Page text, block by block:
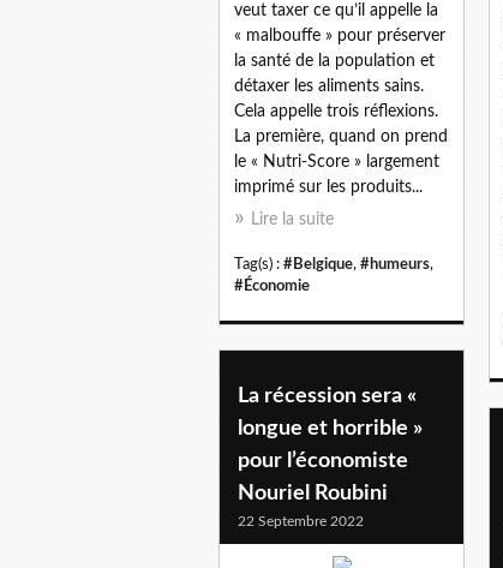
veut taxer ce qu’il appelle la
« malbouffe » pour préserver
la santé de la population et
détaxer les aliments sains.
Cela appelle trois réflexions.
La première, quand on prend
le « Nutri-Score » largement
imprimé sur les produits...
Lire la suite
Tag(s) : #Belgique, #humeurs,
#Économie
La récession sera «
longue et horrible »
pour l’économiste
Nouriel Roubini
22 Septembre 2022